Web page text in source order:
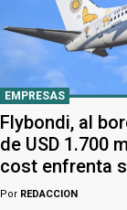
EMPRESAS
Flybondi, al
de USD 1.700
cost enfrenta
Por REDACCION